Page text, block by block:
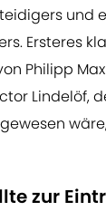
und
Ersteres
Philipp
Lindelöf,
zur